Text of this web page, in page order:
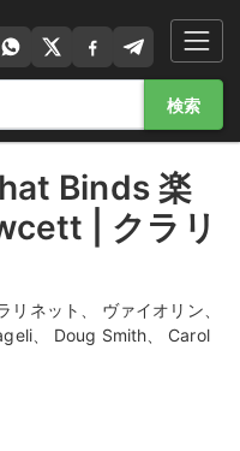
検索
Binds 楽
| クラリ
ネット、 ヴァイオリン、
、 Doug Smith、 Carol